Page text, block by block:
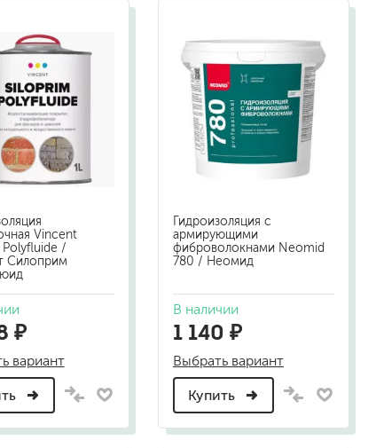
универсальные, нейтральные
санитарные (антигрибковые)
для срубов
краски для
мокрый шелк
венецианские
песок (эффект
декоративная
травертин, карта
кракелюрные
короед
фактурные краски
ванночки
штукатурки
для металла (по
ПФ-115
эмали
краски
Vincent
Polyfluide /
Силоприм
₽
вариант
Гидроизоляция с
армирующими
фиброволокнами Neomid
780 / Неомид
В наличии
1 140 ₽
Выбрать вариант
Купить